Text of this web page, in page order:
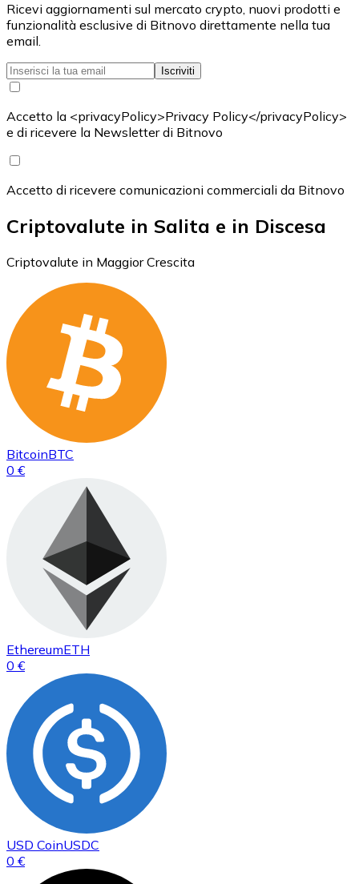
Ricevi aggiornamenti sul mercato crypto, nuovi prodotti e
funzionalità esclusive di Bitnovo direttamente nella tua
email.
Iscriviti
Accetto la <privacyPolicy>Privacy Policy</privacyPolicy>
e di ricevere la Newsletter di Bitnovo
Accetto di ricevere comunicazioni commerciali da Bitnovo
Criptovalute in Salita e in Discesa
Criptovalute in Maggior Crescita
BitcoinBTC
0 €
EthereumETH
0 €
USD CoinUSDC
0 €